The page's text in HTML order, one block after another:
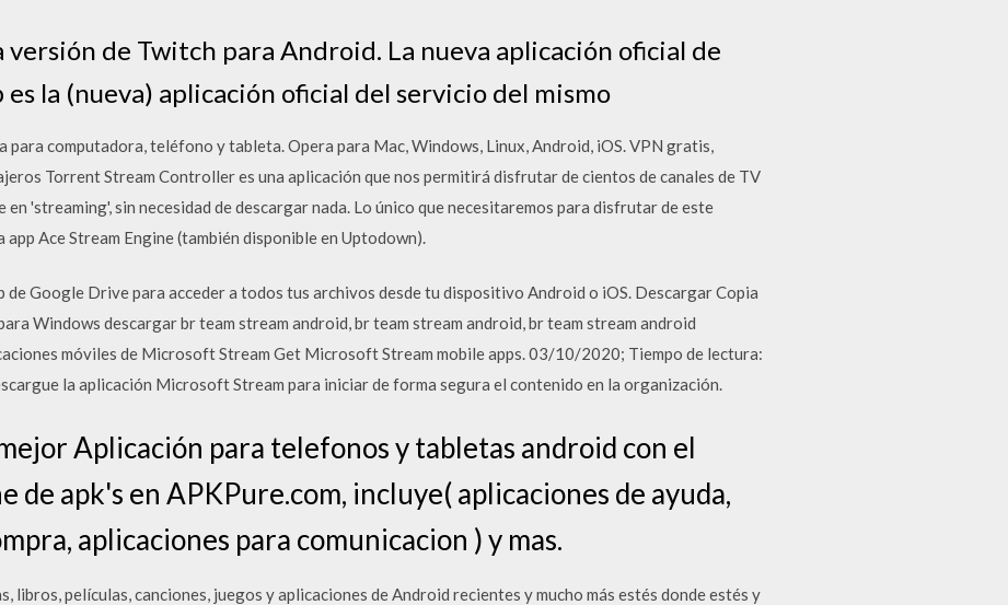
versión de Twitch para Android. La nueva aplicación oficial de
la (nueva) aplicación oficial del servicio del mismo
para computadora, teléfono y tableta. Opera para Mac, Windows, Linux, Android, iOS. VPN gratis,
Torrent Stream Controller es una aplicación que nos permitirá disfrutar de cientos de canales de TV
en 'streaming', sin necesidad de descargar nada. Lo único que necesitaremos para disfrutar de este
Ace Stream Engine (también disponible en Uptodown).
de Google Drive para acceder a todos tus archivos desde tu dispositivo Android o iOS. Descargar Copia
Windows descargar br team stream android, br team stream android, br team stream android
móviles de Microsoft Stream Get Microsoft Stream mobile apps. 03/10/2020; Tiempo de lectura:
la aplicación Microsoft Stream para iniciar de forma segura el contenido en la organización.
Aplicación para telefonos y tabletas android con el
de apk's en APKPure.com, incluye( aplicaciones de ayuda,
aplicaciones para comunicacion ) y mas.
libros, películas, canciones, juegos y aplicaciones de Android recientes y mucho más estés donde estés y